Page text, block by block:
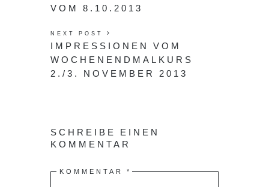
VOM 8.10.2013
NEXT POST
IMPRESSIONEN VOM
WOCHENENDMALKURS
2./3. NOVEMBER 2013
SCHREIBE EINEN
KOMMENTAR
KOMMENTAR *